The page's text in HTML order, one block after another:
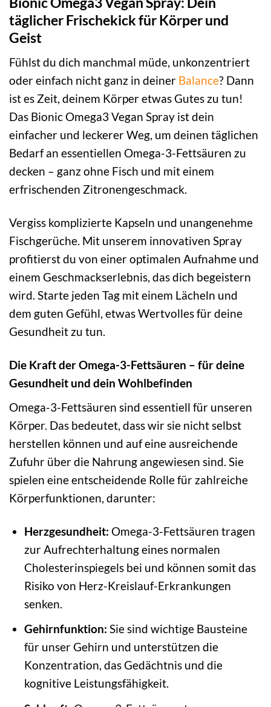
täglicher Frischekick für Körper und
Geist
Fühlst du dich manchmal müde, unkonzentriert
oder einfach nicht ganz in deiner Balance? Dann
ist es Zeit, deinem Körper etwas Gutes zu tun!
Das Bionic Omega3 Vegan Spray ist dein
einfacher und leckerer Weg, um deinen täglichen
Bedarf an essentiellen Omega-3-Fettsäuren zu
decken – ganz ohne Fisch und mit einem
erfrischenden Zitronengeschmack.
Vergiss komplizierte Kapseln und unangenehme
Fischgerüche. Mit unserem innovativen Spray
profitierst du von einer optimalen Aufnahme und
einem Geschmackserlebnis, das dich begeistern
wird. Starte jeden Tag mit einem Lächeln und
dem guten Gefühl, etwas Wertvolles für deine
Gesundheit zu tun.
Die Kraft der Omega-3-Fettsäuren – für deine
Gesundheit und dein Wohlbefinden
Omega-3-Fettsäuren sind essentiell für unseren
Körper. Das bedeutet, dass wir sie nicht selbst
herstellen können und auf eine ausreichende
Zufuhr über die Nahrung angewiesen sind. Sie
spielen eine entscheidende Rolle für zahlreiche
Körperfunktionen, darunter:
Herzgesundheit: Omega-3-Fettsäuren tragen
zur Aufrechterhaltung eines normalen
Cholesterinspiegels bei und können somit das
Risiko von Herz-Kreislauf-Erkrankungen
senken.
Gehirnfunktion: Sie sind wichtige Bausteine
für unser Gehirn und unterstützen die
Konzentration, das Gedächtnis und die
kognitive Leistungsfähigkeit.